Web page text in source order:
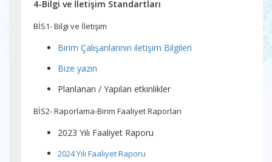
4-Bilgi ve İletişim Standartları
BİS1- Bilgi ve İletişim
Birim Çalışanlarının iletişim Bilgileri
Bize yazın
Planlanan / Yapılan etkinlikler
BİS2- Raporlama-Birim Faaliyet Raporları
2023 Yılı Faaliyet Raporu
2024 Yılı Faaliyet Raporu